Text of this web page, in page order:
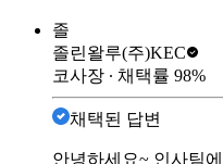
졸
졸린왈루(주)KEC
코사장 ∙ 채택률 98%
채택된 답변
안녕하세요~ 인사팀